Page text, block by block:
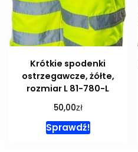
Krótkie spodenki
ostrzegawcze, żółte,
rozmiar L 81-780-L
50,00zł
Sprawdź!